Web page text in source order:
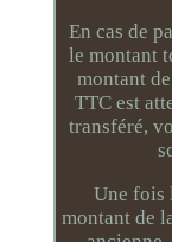
En cas de
le montant
montant
TTC est
transféré,
Une fois
montant de